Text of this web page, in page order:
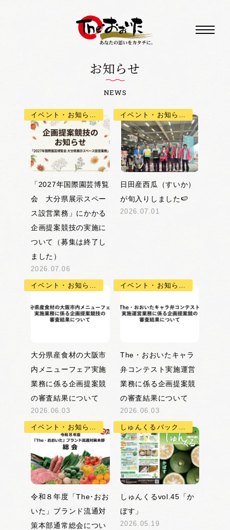
お知らせ
NEWS
「2027年国際園芸博覧
会 大分県展示スペー
ス設営業務」にかかる
企画提案競技の実施に
ついて（募集は終了し
ました）
2026.07.06
日田産西瓜（すいか）
が旬入りしました🍉
2026.07.01
大分県産食材の大阪市
内メニューフェア実施
業務に係る企画提案競
の審査結果について
2026.06.03
The・おおいたキャラ
弁コンテスト実施運営
業務に係る企画提案競
の審査結果について
2026.06.03
令和８年度「The･おお
いた」ブランド流通対
策本部通常総会につい
しゅんくるvol.45「か
ぼす」
2026.05.19